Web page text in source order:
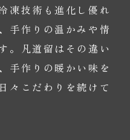
凍技術も進化し優れ
手作りの温かみや情
。凡道留はその違い
手作りの暖かい味を
々こだわりを続けて